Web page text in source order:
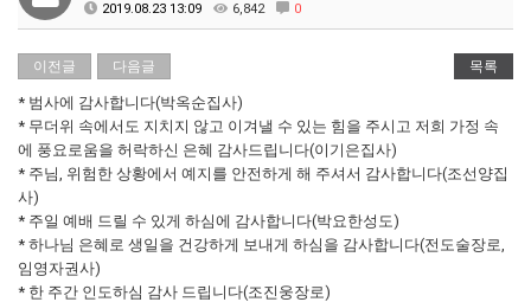
2019.08.23 13:09 6,842 0
이전글 다음글 목록
* 범사에 감사합니다(박옥순집사)
* 무더위 속에서도 지치지 않고 이겨낼 수 있는 힘을 주시고 저희 가정 속
에 풍요로움을 허락하신 은혜 감사드립니다(이기은집사)
* 주님, 위험한 상황에서 예지를 안전하게 해 주셔서 감사합니다(조선양집
사)
* 주일 예배 드릴 수 있게 하심에 감사합니다(박요한성도)
* 하나님 은혜로 생일을 건강하게 보내게 하심을 감사합니다(전도술장로,
임영자권사)
* 한 주간 인도하심 감사 드립니다(조진웅장로)